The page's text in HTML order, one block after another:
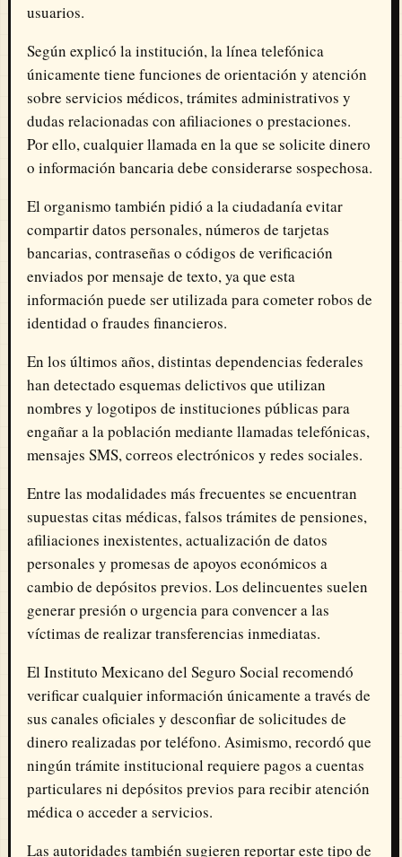
usuarios.
Según explicó la institución, la línea telefónica
únicamente tiene funciones de orientación y atención
sobre servicios médicos, trámites administrativos y
dudas relacionadas con afiliaciones o prestaciones.
Por ello, cualquier llamada en la que se solicite dinero
o información bancaria debe considerarse sospechosa.
El organismo también pidió a la ciudadanía evitar
compartir datos personales, números de tarjetas
bancarias, contraseñas o códigos de verificación
enviados por mensaje de texto, ya que esta
información puede ser utilizada para cometer robos de
identidad o fraudes financieros.
En los últimos años, distintas dependencias federales
han detectado esquemas delictivos que utilizan
nombres y logotipos de instituciones públicas para
engañar a la población mediante llamadas telefónicas,
mensajes SMS, correos electrónicos y redes sociales.
Entre las modalidades más frecuentes se encuentran
supuestas citas médicas, falsos trámites de pensiones,
afiliaciones inexistentes, actualización de datos
personales y promesas de apoyos económicos a
cambio de depósitos previos. Los delincuentes suelen
generar presión o urgencia para convencer a las
víctimas de realizar transferencias inmediatas.
El Instituto Mexicano del Seguro Social recomendó
verificar cualquier información únicamente a través de
sus canales oficiales y desconfiar de solicitudes de
dinero realizadas por teléfono. Asimismo, recordó que
ningún trámite institucional requiere pagos a cuentas
particulares ni depósitos previos para recibir atención
médica o acceder a servicios.
Las autoridades también sugieren reportar este tipo de